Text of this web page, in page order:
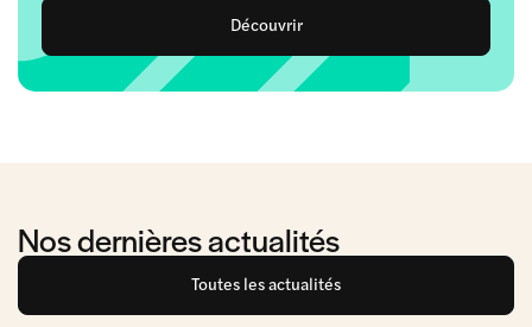
Découvrir
Nos dernières actualités
Toutes les actualités